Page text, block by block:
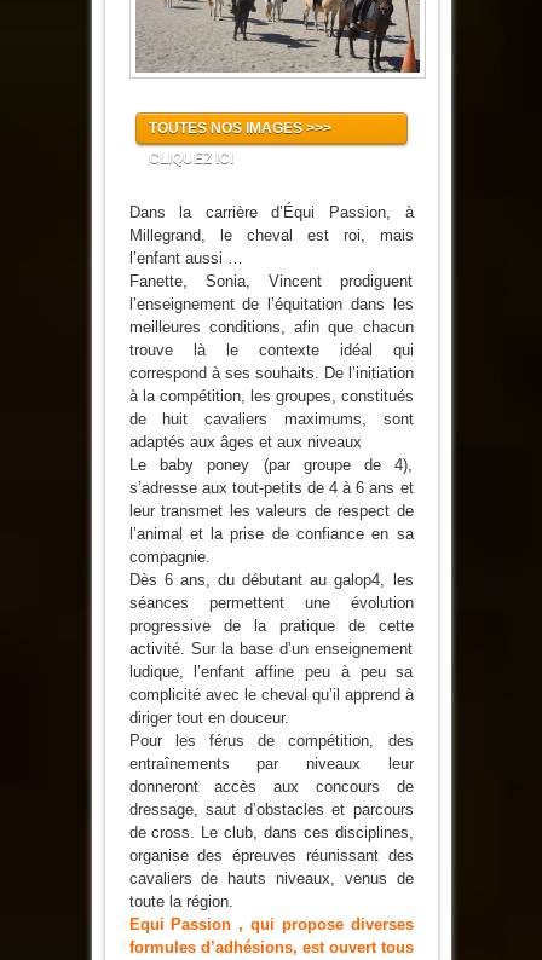
mais
pas
seulement
TOUTES NOS IMAGES >>>
CLIQUEZ ICI
Dans la carrière d’Équi Passion, à
Millegrand, le cheval est roi, mais
l’enfant aussi …
Fanette, Sonia, Vincent prodiguent
l’enseignement de l’équitation dans les
meilleures conditions, afin que chacun
trouve là le contexte idéal qui
correspond à ses souhaits. De l’initiation
à la compétition, les groupes, constitués
de huit cavaliers maximums, sont
adaptés aux âges et aux niveaux
Le baby poney (par groupe de 4),
s’adresse aux tout-petits de 4 à 6 ans et
leur transmet les valeurs de respect de
l’animal et la prise de confiance en sa
compagnie.
Dès 6 ans, du débutant au galop4, les
séances permettent une évolution
progressive de la pratique de cette
activité. Sur la base d’un enseignement
ludique, l’enfant affine peu à peu sa
complicité avec le cheval qu’il apprend à
diriger tout en douceur.
Pour les férus de compétition, des
entraînements par niveaux leur
donneront accès aux concours de
dressage, saut d’obstacles et parcours
de cross. Le club, dans ces disciplines,
organise des épreuves réunissant des
cavaliers de hauts niveaux, venus de
toute la région.
Equi Passion , qui propose diverses
formules d’adhésions, est ouvert tous